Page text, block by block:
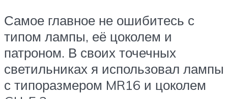
Самое главное не ошибитесь с
типом лампы, её цоколем и
патроном. В своих точечных
светильниках я использовал лампы
с типоразмером MR16 и цоколем